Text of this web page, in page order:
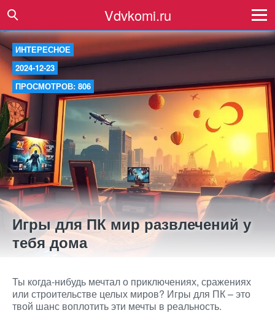
Vdvkomi.ru
ИНТЕРЕСНОЕ
2024-12-23
ПРОСМОТРОВ: 806
Игры для ПК мир развлечений у
тебя дома
Ты когда-нибудь мечтал о приключениях, сражениях
или строительстве целых миров? Игры для ПК – это
твой шанс воплотить эти мечты в реальность.